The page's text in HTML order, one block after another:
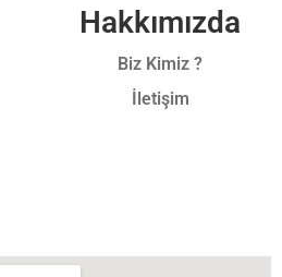
Hakkımızda
Biz Kimiz ?
İletişim